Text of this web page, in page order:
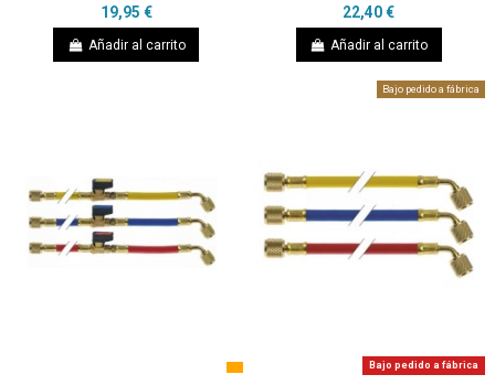
19,95 €
Añadir al carrito
22,40 €
Añadir al carrito
Bajo pedido a fábrica
Bajo pedido a fábrica